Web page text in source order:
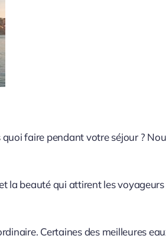
faire pendant votre séjour ?
la beauté qui attirent les
Certaines des meilleures